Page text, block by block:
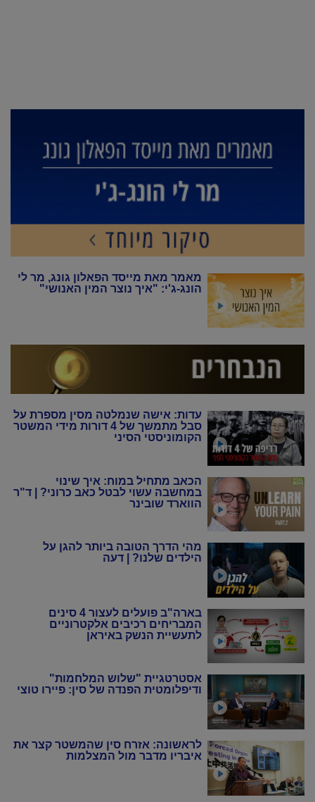
מאמר מאת מייסד הפאלון גונג, מר לי
הונג-ג'י: "איך נוצר המין האנושי"
עדות: אישה שנמלטה מסין מספרת על
סבל מתמשך של 4 דורות מידי המשטר
הקומוניסטי הסיני
הכאב מתחיל במוח: איך שינוי
במחשבה עשוי לבטל כאב כרוני? | ד"ר
הווארד שובינר
מהי הדרך הטובה ביותר להגן על
הילדים שלנו? | דעה
בארה"ב פועלים לעצור 4 סינים
המבריחים רכיבים אלקטרוניים
לתעשיית הנשק באיראן
אסטרטגיית "שלוש המלחמות"
ודיפלומטית הפנדה של סין: פיירו טוצי
לראשונה: אזרח סין שהמשטר קצר את
איבריו מדבר מול המצלמות